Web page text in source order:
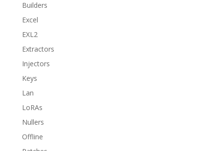
Builders
Excel
EXL2
Extractors
Injectors
Keys
Lan
LoRAs
Nullers
Offline